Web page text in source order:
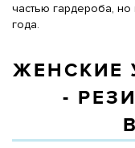
частью гардероба,
года.
ЖЕНСКИЕ
-